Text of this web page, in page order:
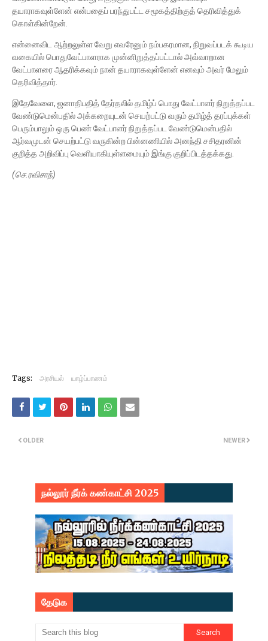
தயாராகவுள்ளேன் என்பதைப் பரந்துபட்ட சமூகத்திற்குத் தெரிவித்துக்
கொள்கின்றேன்.
என்னைவிட ஆற்றலுள்ள வேறு எவரேனும் நம்பகரமான, நிறுவப்படக் கூடிய
வகையில் பொதுவேட்பாளராக முன்னிறுத்தப்பட்டால் அவ்வாறான
வேட்பாளரை ஆதரிக்கவும் நான் தயாராகவுள்ளேன் எனவும் அவர் மேலும்
தெரிவித்தார்.
இதேவேளை, ஜனாதிபதித் தேர்தலில் தமிழ்ப் பொது வேட்பாளர் நிறுத்தப்பட
வேண்டுமென்பதில் அக்கறையுடன் செயற்பட்டு வரும் தமிழ்த் தரப்புக்கள்
பெரும்பாலும் ஒரு பெண் வேட்பாளர் நிறுத்தப்பட வேண்டுமென்பதில்
ஆர்வமுடன் செயற்பட்டு வருகின்ற பின்னணியில் அனந்தி சசிதரனின்
குறித்த அறிவிப்பு வெளியாகியுள்ளமையும் இங்கு குறிப்பிடத்தக்கது.
(செ.ரவிசாந்)
Tags: அரசியல் யாழ்ப்பாணம்
NEWER
OLDER
நல்லூர் நீர்க் கண்காட்சி 2025
தேடுக